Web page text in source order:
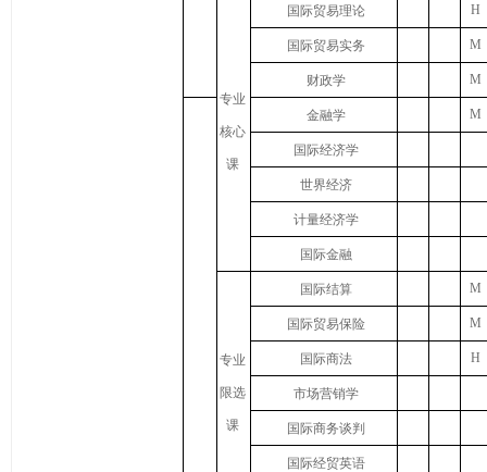
专业
核心
课
国际贸易理论 H
国际贸易实务 M
财政学 M
金融学 M
国际经济学
世界经济
计量经济学
国际金融
专业
限选
课
国际结算 M
国际贸易保险 M
国际商法 H
市场营销学
国际商务谈判
国际经贸英语